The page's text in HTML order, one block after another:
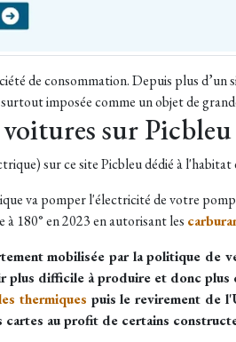
de consommation. Depuis plus
imposée comme un objet de
sur Picbleu
sur ce site Picbleu dédié à l'habitat
va pomper l'électricité de votre
180° en 2023 en autorisant les
mobilisée par la politique de
plus difficile à produire et donc plus
thermiques puis le revirement de
cartes au profit de certains